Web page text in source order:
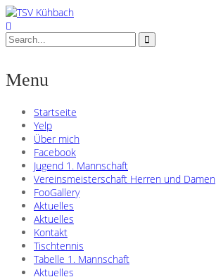
Menu
Startseite
Yelp
Über mich
Facebook
Jugend 1. Mannschaft
Vereinsmeisterschaft Herren und Damen
FooGallery
Aktuelles
Aktuelles
Kontakt
Tischtennis
Tabelle 1. Mannschaft
Aktuelles